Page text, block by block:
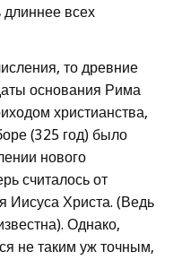
длиннее всех
то древние
основания Рима
христианства,
(325 год) было
нового
считалось от
Иисуса Христа. (Ведь
Однако,
не таким уж точным,